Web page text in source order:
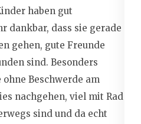
haben gut
dankbar, dass sie gerade
gehen, gute Freunde
sind. Besonders
Beschwerde am
nachgehen, viel mit Rad
sind und da echt